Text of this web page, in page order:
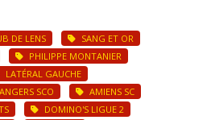
DE LENS
SANG ET OR
PHILIPPE MONTANIER
LATÉRAL GAUCHE
ANGERS SCO
AMIENS SC
DOMINO'S LIGUE 2